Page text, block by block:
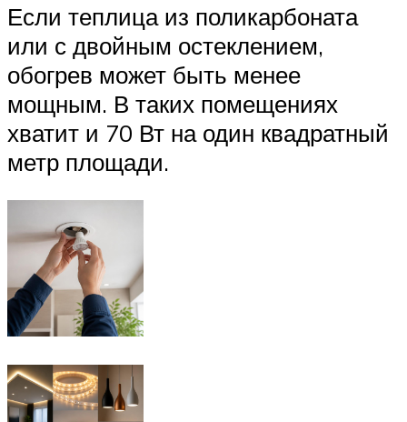
Если теплица из поликарбоната
или с двойным остеклением,
обогрев может быть менее
мощным. В таких помещениях
хватит и 70 Вт на один квадратный
метр площади.